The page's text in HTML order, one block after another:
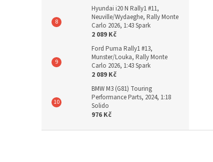
Hyundai i20 N Rally1 #11,
Neuville/Wydaeghe, Rally Monte
Carlo 2026, 1:43 Spark
2 089 Kč
Ford Puma Rally1 #13,
Munster/Louka, Rally Monte
Carlo 2026, 1:43 Spark
2 089 Kč
BMW M3 (G81) Touring
Performance Parts, 2024, 1:18
Solido
976 Kč